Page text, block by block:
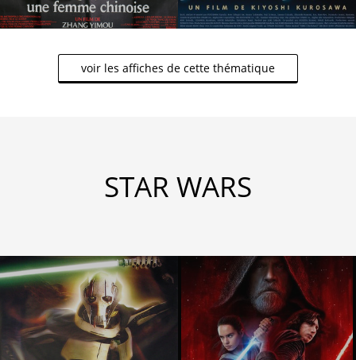
voir les affiches de cette thématique
STAR WARS